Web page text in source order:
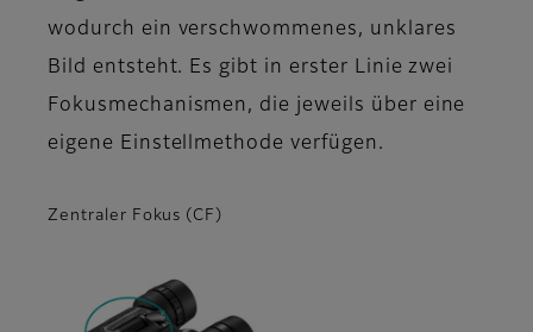
wodurch ein verschwommenes, unklares
Bild entsteht. Es gibt in erster Linie zwei
Fokusmechanismen, die jeweils über eine
eigene Einstellmethode verfügen.
Zentraler Fokus (CF)